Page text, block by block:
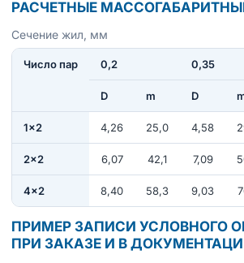
РАСЧЕТНЫЕ
Сечение жил, мм
Число пар 0,2 0,35
D m D
1×2 4,26 25,0 4,58
2×2 6,07 42,1 7,09
4×2 8,40 58,3 9,03
ПРИМЕР ЗАПИСИ УСЛОВНОГО
ПРИ ЗАКАЗЕ И В